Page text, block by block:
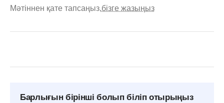
Мәтіннен қате тапсаңыз,бізге жазыңыз
Барлығын бірінші болып біліп отырыңыз